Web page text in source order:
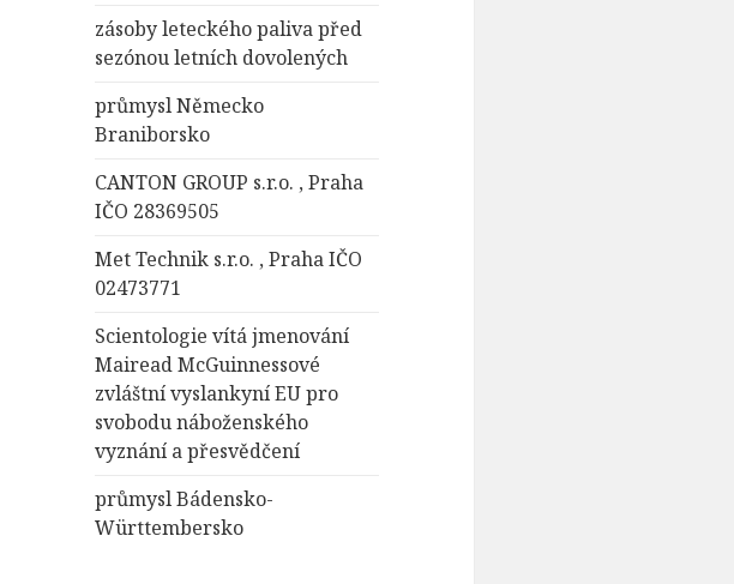
zásoby leteckého paliva před
sezónou letních dovolených
průmysl Německo
Braniborsko
CANTON GROUP s.r.o. , Praha
IČO 28369505
Met Technik s.r.o. , Praha IČO
02473771
Scientologie vítá jmenování
Mairead McGuinnessové
zvláštní vyslankyní EU pro
svobodu náboženského
vyznání a přesvědčení
průmysl Bádensko-
Württembersko